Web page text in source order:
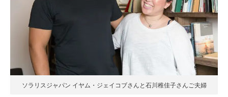
ソラリスジャパン イヤム・ジェイコブさんと石川稚佳子さんご夫婦